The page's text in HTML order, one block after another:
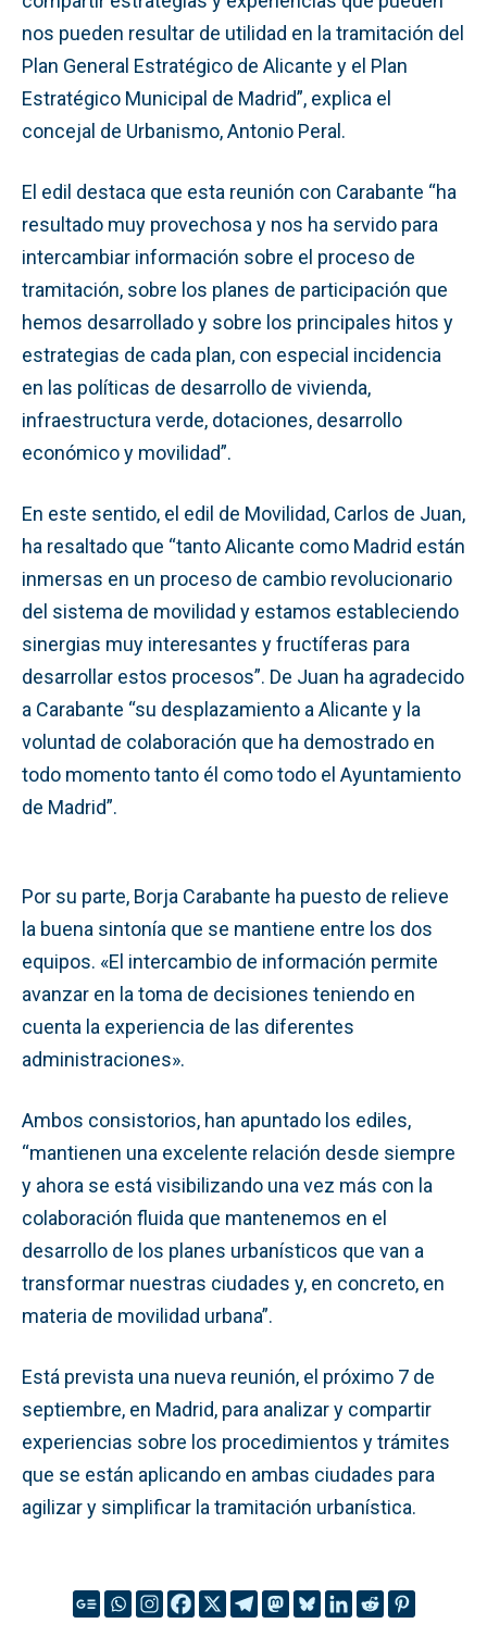
nos pueden resultar de utilidad en la tramitación del
Plan General Estratégico de Alicante y el Plan
Estratégico Municipal de Madrid”, explica el
concejal de Urbanismo, Antonio Peral.
El edil destaca que esta reunión con Carabante “ha
resultado muy provechosa y nos ha servido para
intercambiar información sobre el proceso de
tramitación, sobre los planes de participación que
hemos desarrollado y sobre los principales hitos y
estrategias de cada plan, con especial incidencia
en las políticas de desarrollo de vivienda,
infraestructura verde, dotaciones, desarrollo
económico y movilidad”.
En este sentido, el edil de Movilidad, Carlos de Juan,
ha resaltado que “tanto Alicante como Madrid están
inmersas en un proceso de cambio revolucionario
del sistema de movilidad y estamos estableciendo
sinergias muy interesantes y fructíferas para
desarrollar estos procesos”. De Juan ha agradecido
a Carabante “su desplazamiento a Alicante y la
voluntad de colaboración que ha demostrado en
todo momento tanto él como todo el Ayuntamiento
de Madrid”.
Por su parte, Borja Carabante ha puesto de relieve
la buena sintonía que se mantiene entre los dos
equipos. «El intercambio de información permite
avanzar en la toma de decisiones teniendo en
cuenta la experiencia de las diferentes
administraciones».
Ambos consistorios, han apuntado los ediles,
“mantienen una excelente relación desde siempre
y ahora se está visibilizando una vez más con la
colaboración fluida que mantenemos en el
desarrollo de los planes urbanísticos que van a
transformar nuestras ciudades y, en concreto, en
materia de movilidad urbana”.
Está prevista una nueva reunión, el próximo 7 de
septiembre, en Madrid, para analizar y compartir
experiencias sobre los procedimientos y trámites
que se están aplicando en ambas ciudades para
agilizar y simplificar la tramitación urbanística.